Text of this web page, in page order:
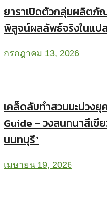
ยาราเปิดตัวกลุ่มผลิตภั
พิสูจน์ผลลัพธ์จริงในแป
กรกฎาคม 13, 2026
เคล็ดลับทำสวนมะม่วงยุ
Guide – วงสนทนาสีเขีย
นนทบุรี”
เมษายน 19, 2026